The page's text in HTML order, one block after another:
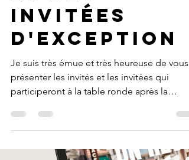
des invités
et des
invitées
d'exception
Je suis très émue et très heureuse de vous
projection du film du Ride des colibris le 12